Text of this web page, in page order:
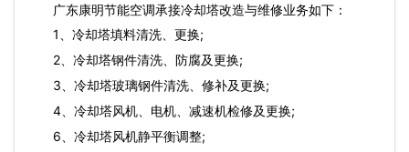
广东康明节能空调承接冷却塔改造与维修业务如下：
1、冷却塔填料清洗、更换;
2、冷却塔钢件清洗、防腐及更换;
3、冷却塔玻璃钢件清洗、修补及更换;
4、冷却塔风机、电机、减速机检修及更换;
6、冷却塔风机静平衡调整;